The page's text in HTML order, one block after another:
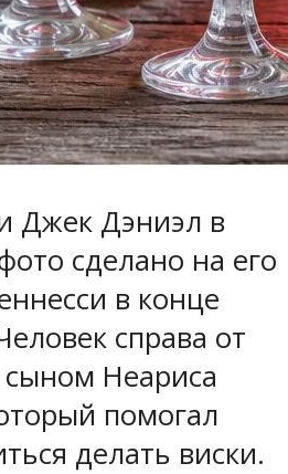
Джек Дэниэл в
сделано на его
в конце
справа от
Неариса
помогал
делать виски.